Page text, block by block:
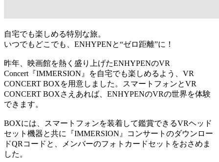
自宅でも楽しめる特別な旅。
いつでもどこでも、ENHYPENと“ゼロ距離”に！
昨年、映画館を熱く盛り上げたENHYPENのVR
Concert『IMMERSION』を自宅でも楽しめるよう、VR
CONCERT BOXを用意しました。スマートフォンとVR
CONCERT BOXさえあれば、ENHYPENのVRの世界を体験
できます。
BOXには、スマートフォンを装着して鑑賞できるVRヘッド
セット機器と共に『IMMERSION』コンサートのダウンロー
ドQRコードと、メンバーのフォトカードセットをおさめま
した。